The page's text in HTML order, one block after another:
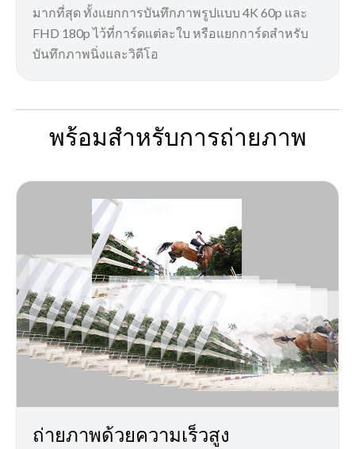
มากที่สุด ทั้งแยกการบันทึกภาพรูปแบบ 4K 60p และ
FHD 180p ไว้ที่การ์ดแต่ละใบ หรือแยกการ์ดสำหรับ
บันทึกภาพนิ่งและวิดีโอ
พร้อมสำหรับการถ่ายภาพ
ถ่ายภาพด้วยความเร็วสูง